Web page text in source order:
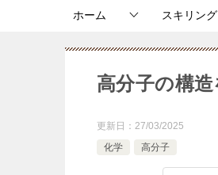
ホーム スキリング
高分子の構
更新日： 27/03/2025
化学
高分子